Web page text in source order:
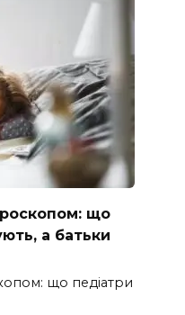
що
а батьки
що педіатри